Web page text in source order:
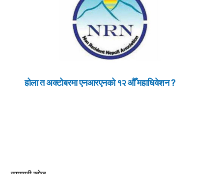
होला त अक्टोबरमा एनआरएनको १२ औँ महाधिवेशन ?